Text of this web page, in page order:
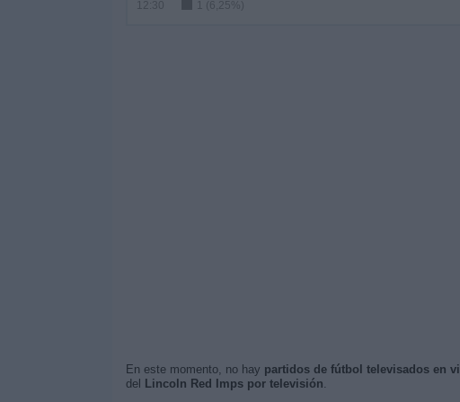
12:30
1 (6,25%)
En este momento, no hay partidos de fútbol televisados en
del
Lincoln Red Imps por televisión.